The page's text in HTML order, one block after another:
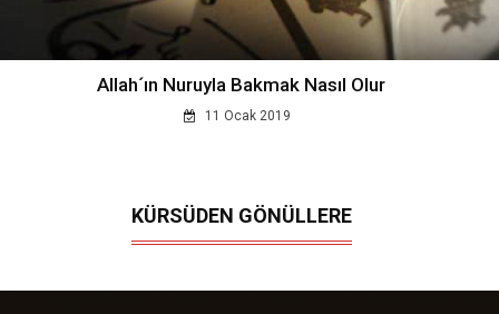
Allah´ın Nuruyla Bakmak Nasıl Olur
11 Ocak 2019
KÜRSÜDEN GÖNÜLLERE